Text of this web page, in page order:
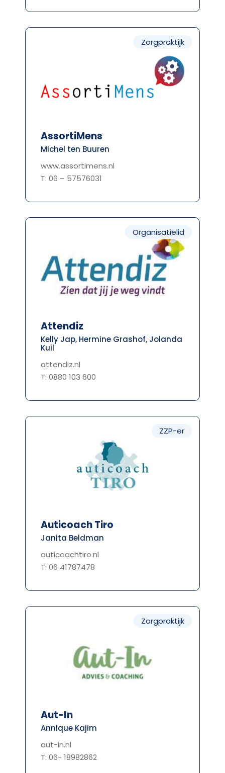
Zorgpraktijk
AssortiMens
Michel ten Buuren
www.assortimens.nl
T: 06 – 57576031
Organisatielid
Attendiz
Kelly Jap, Hermine Grashof, Jolanda
Kuil
attendiz.nl
T: 0880 103 600
ZZP-er
Auticoach Tiro
Janita Beldman
auticoachtiro.nl
T: 06 41787478
Zorgpraktijk
Aut-In
Annique Kajim
aut-in.nl
T: 06- 18982862